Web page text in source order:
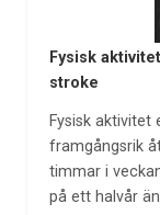
Fysisk
stroke
Fysisk
framgångsrik
timmar i
på ett halvår